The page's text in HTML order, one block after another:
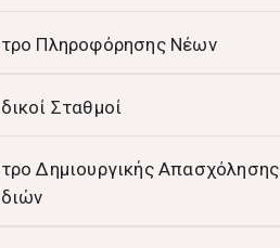
Πληροφόρησης Νέων
Σταθμοί
Δημιουργικής Απασχόλησης